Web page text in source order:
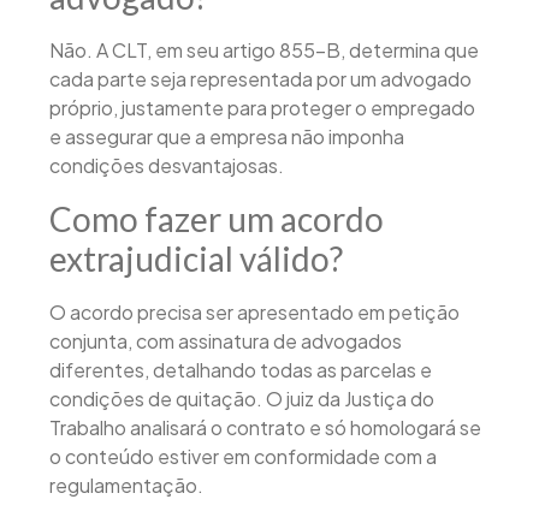
Não. A CLT, em seu artigo 855-B, determina que
cada parte seja representada por um advogado
próprio, justamente para proteger o empregado
e assegurar que a empresa não imponha
condições desvantajosas.
Como fazer um acordo
extrajudicial válido?
O acordo precisa ser apresentado em petição
conjunta, com assinatura de advogados
diferentes, detalhando todas as parcelas e
condições de quitação. O juiz da Justiça do
Trabalho analisará o contrato e só homologará se
o conteúdo estiver em conformidade com a
regulamentação.